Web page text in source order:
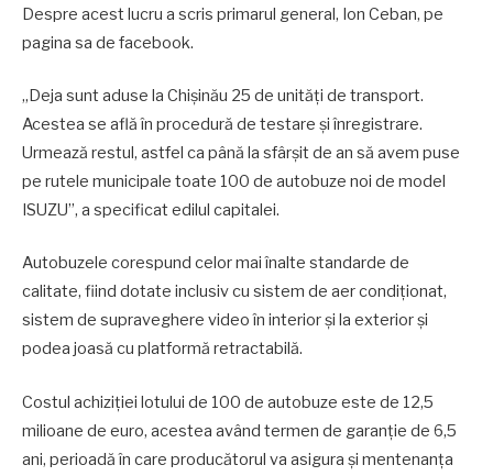
Despre acest lucru a scris primarul general, Ion Ceban, pe
pagina sa de facebook.
,,Deja sunt aduse la Chişinău 25 de unităţi de transport.
Acestea se află în procedură de testare și înregistrare.
Urmează restul, astfel ca până la sfârşit de an să avem puse
pe rutele municipale toate 100 de autobuze noi de model
ISUZU”, a specificat edilul capitalei.
Autobuzele corespund celor mai înalte standarde de
calitate, fiind dotate inclusiv cu sistem de aer condiționat,
sistem de supraveghere video în interior și la exterior și
podea joasă cu platformă retractabilă.
Costul achiziției lotului de 100 de autobuze este de 12,5
milioane de euro, acestea având termen de garanție de 6,5
ani, perioadă în care producătorul va asigura și mentenanța